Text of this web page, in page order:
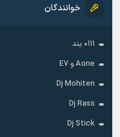
خوانندگان
۰۱۱۱ بند
Aone و E7
Dj Mohiten
Dj Rass
Dj Stick